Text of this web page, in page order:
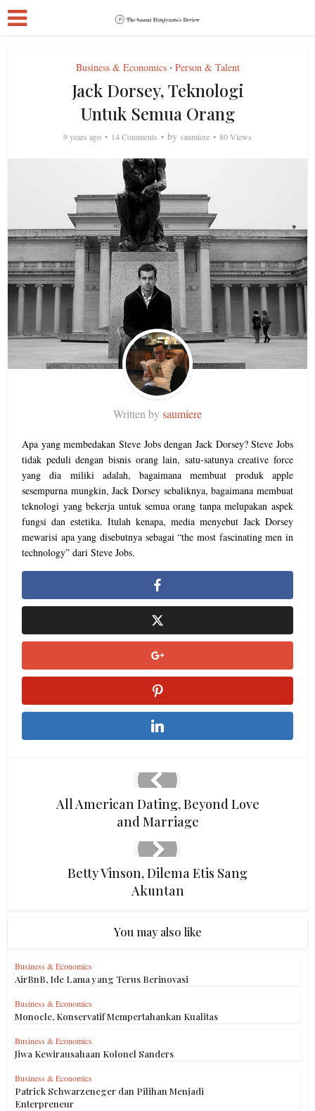
Business & Economics • Person & Talent
Jack Dorsey, Teknologi
Untuk Semua Orang
9 years ago 14 Comments by saumiere 80 Views
Written bysaumiere
Apa yang membedakan Steve Jobs dengan Jack Dorsey? Steve Jobs
tidak peduli dengan bisnis orang lain, satu-satunya creative force
yang dia miliki adalah, bagaimana membuat produk apple
sesempurna mungkin, Jack Dorsey sebaliknya, bagaimana membuat
teknologi yang bekerja untuk semua orang tanpa melupakan aspek
fungsi dan estetika. Itulah kenapa, media menyebut Jack Dorsey
mewarisi apa yang disebutnya sebagai “the most fascinating men in
technology” dari Steve Jobs.
All American Dating, Beyond Love
and Marriage
Betty Vinson, Dilema Etis Sang
Akuntan
You may also like
Business & Economics
AirBnB, Ide Lama yang Terus Berinovasi
Business & Economics
Monocle, Konservatif Mempertahankan Kualitas
Business & Economics
Jiwa Kewirausahaan Kolonel Sanders
Business & Economics
Patrick Schwarzeneger dan Pilihan Menjadi
Enterpreneur